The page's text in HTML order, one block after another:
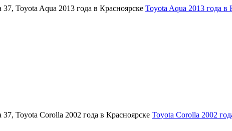
Toyota Aqua 2013 года в
Toyota Corolla 2002